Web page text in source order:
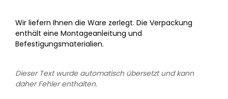
Wir liefern Ihnen die Ware zerlegt. Die Verpackung
enthält eine Montageanleitung und
Befestigungsmaterialien.
Dieser Text wurde automatisch übersetzt und kann
daher Fehler enthalten.